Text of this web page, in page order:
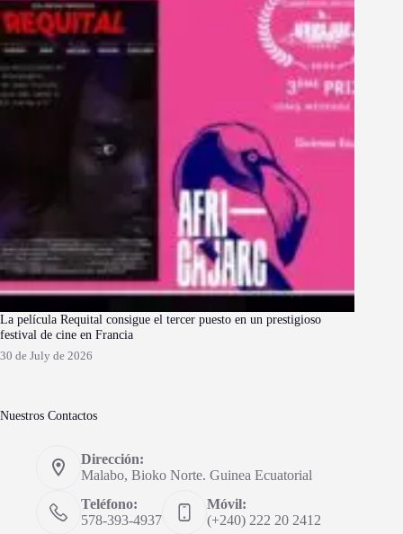
La película Requital consigue el tercer puesto en un prestigioso
festival de cine en Francia
30 de July de 2026
Nuestros Contactos
Dirección:
Malabo, Bioko Norte. Guinea Ecuatorial
Teléfono:
578-393-4937
Móvil:
(+240) 222 20 2412